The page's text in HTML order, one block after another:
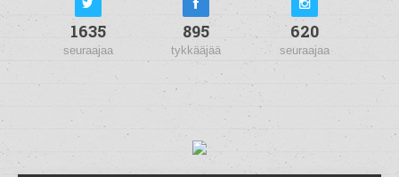
1635
seuraajaa
895
tykkääjää
620
seuraajaa